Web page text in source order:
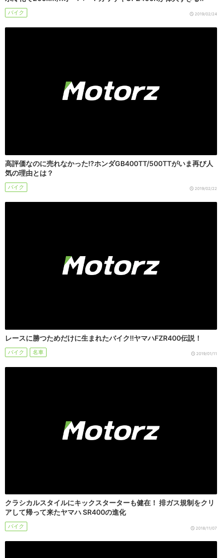
バイク 2019/02/24
高評価なのに売れなかった!?ホンダGB400TT/500TTがいま再び人
気の理由とは？
バイク 2019/02/22
レースに勝つためだけに生まれたバイク!!ヤマハFZR400伝説！
バイク 名車 2019/01/11
クラシカルスタイルにキックスターターも健在！ 排ガス規制をクリ
アして帰って来たヤマハ SR400の進化
バイク 2018/11/07